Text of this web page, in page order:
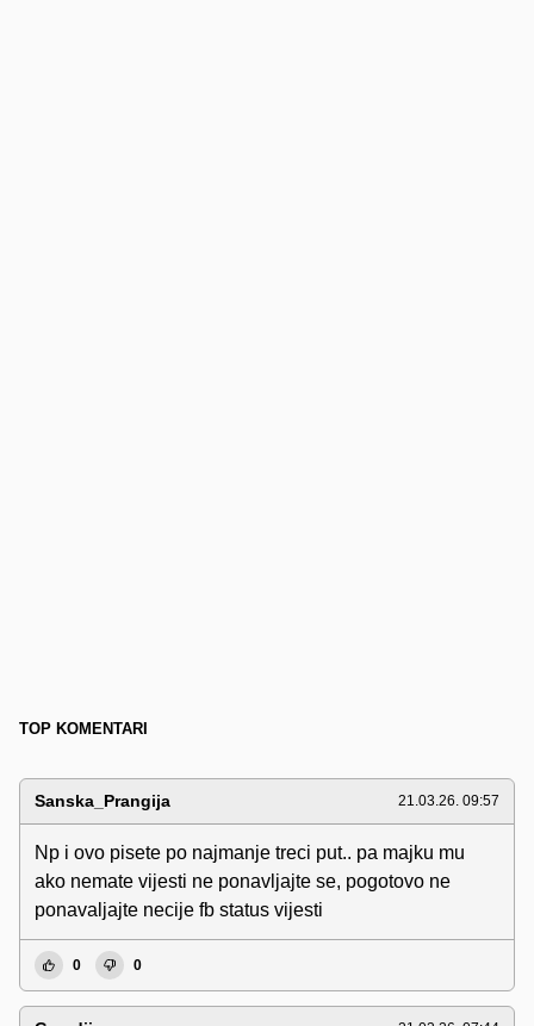
TOP KOMENTARI
Sanska_Prangija 21.03.26. 09:57
Np i ovo pisete po najmanje treci put.. pa majku mu
ako nemate vijesti ne ponavljajte se, pogotovo ne
ponavaljajte necije fb status vijesti
0 0